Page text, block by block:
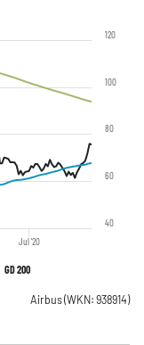
GD 200
Jul '20
40
60
80
100
120
Airbus(WKN: 938914)